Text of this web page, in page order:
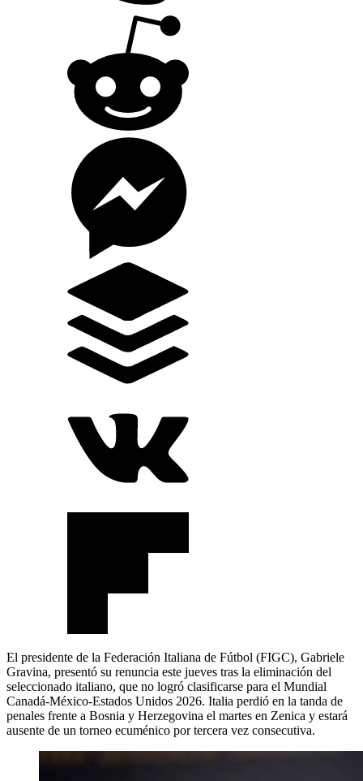
El presidente de la Federación Italiana de Fútbol (FIGC), Gabriele
Gravina, presentó su renuncia este jueves tras la eliminación del
seleccionado italiano, que no logró clasificarse para el Mundial
Canadá-México-Estados Unidos 2026. Italia perdió en la tanda de
penales frente a Bosnia y Herzegovina el martes en Zenica y estará
ausente de un torneo ecuménico por tercera vez consecutiva.